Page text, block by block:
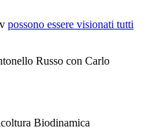
possono essere visionati tutti
Russo con Carlo